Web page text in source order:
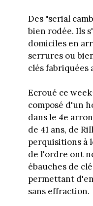
Des "serial
bien rodée. Ils
domiciles en
serrures ou
clés fabriquées
Ecroué ce
composé d'un
dans le 4e
de 41 ans, de
perquisitions à
de l'ordre ont
ébauches de
permettant
sans effraction.